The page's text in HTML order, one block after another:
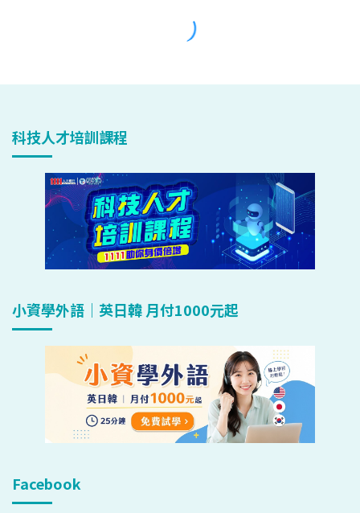
科技人才培訓課程
小資學外語｜英日韓 月付1000元起
Facebook